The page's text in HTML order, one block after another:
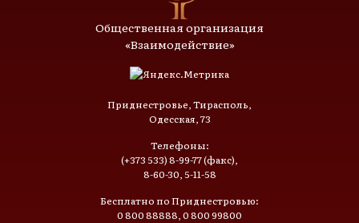
Общественная организация
«Взаимодействие»
Приднестровье, Тирасполь,
Одесская, 73
Телефоны:
(+373 533) 8-99-77 (факс),
8-60-30, 5-11-58
Бесплатно по Приднестровью:
0 800 88888, 0 800 99800